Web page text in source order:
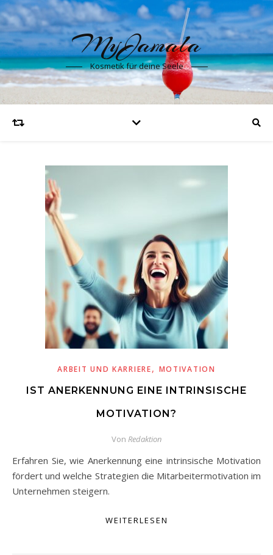
MyJamala
Kosmetik für deine Seele
ARBEIT UND KARRIERE, MOTIVATION
IST ANERKENNUNG EINE INTRINSISCHE
MOTIVATION?
Von Redaktion
Erfahren Sie, wie Anerkennung eine intrinsische Motivation
fördert und welche Strategien die Mitarbeitermotivation im
Unternehmen steigern.
WEITERLESEN